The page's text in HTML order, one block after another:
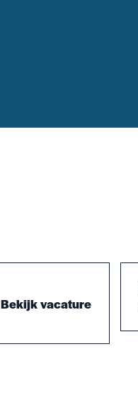
Bekijk vacature